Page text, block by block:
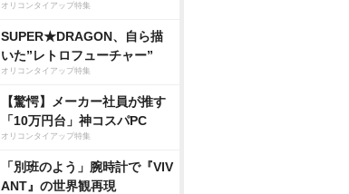
オリコンタイアップ特集
SUPER★DRAGON、自ら描
いた”レトロフューチャー”
オリコンタイアップ特集
【驚愕】メーカー社員が推す
「10万円台」神コスパPC
オリコンタイアップ特集
「別班のよう」腕時計で『VIV
ANT』の世界観再現